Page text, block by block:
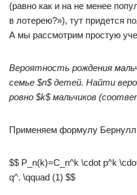
(равно как и на не менее
в лотерею?»), тут придется
А мы рассмотрим простую
Вероятность рождения
семье $n$ детей. Найти
ровно $k$ мальчиков
Применяем формулу
$$ P_n(k)=C_n^k \cdot p^k
q^. \qquad (1) $$